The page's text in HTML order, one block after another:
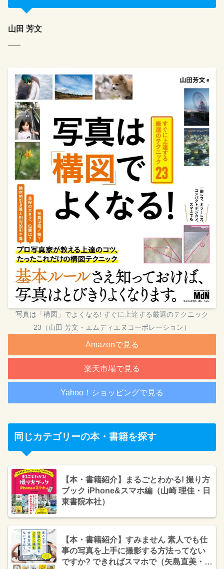
山田 芳文
—–
写真は「構図」でよくなる! すぐに上達する厳選のテクニック
23（山田 芳文・エムディエヌコーポレーション）
Amazonで見る
楽天市場で見る
Yahoo！ショッピングで見る
同じカテゴリーの本・書籍を探す
【本・書籍紹介】まるごとわかる! 撮り方
ブック iPhone&スマホ編（山崎 理佳・日
東書院本社）
【本・書籍紹介】すみません 素人でも仕
事の写真を上手に撮影する方法ってない
ですか? できればスマホで（矢島直美・イ